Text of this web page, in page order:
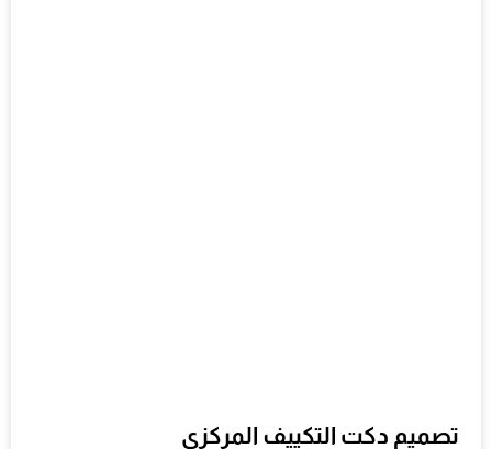
تصميم دكت التكييف المركزي